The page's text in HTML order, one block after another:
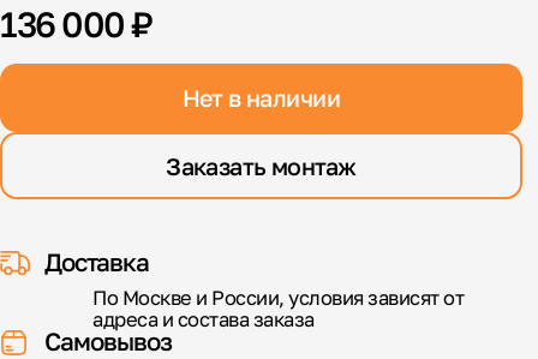
136 000 ₽
Нет в наличии
Заказать монтаж
Доставка
По Москве и России, условия зависят от
адреса и состава заказа
Самовывоз